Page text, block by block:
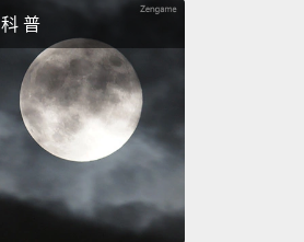
科 普